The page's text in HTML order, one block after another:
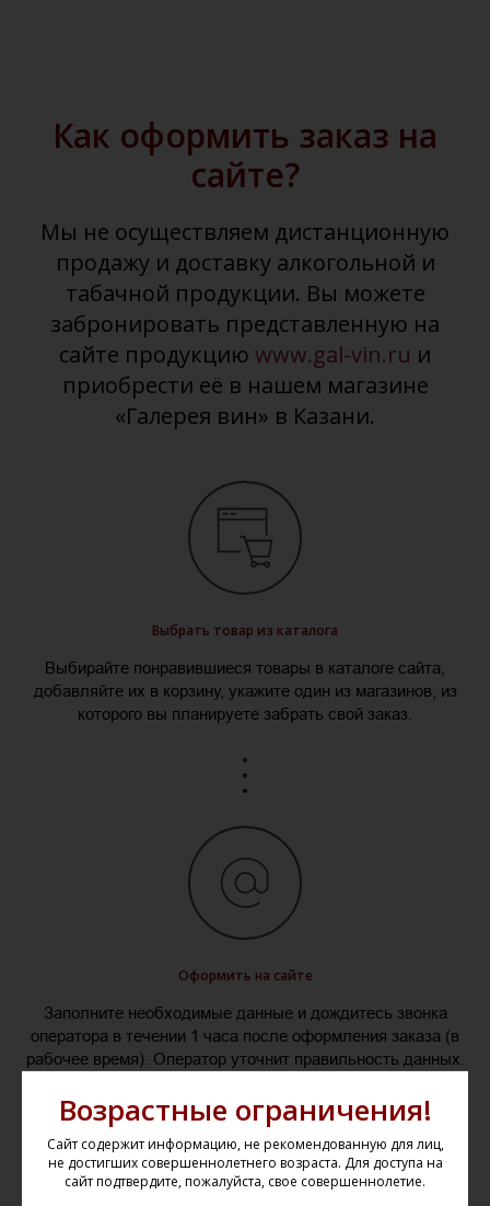
Возрастные ограничения!
Сайт содержит информацию, не рекомендованную для лиц,
не достигших совершеннолетнего возраста. Для доступа на
сайт подтвердите, пожалуйста, свое совершеннолетие.
Как оформить заказ на
сайте?
Мы не осуществляем дистанционную
продажу и доставку алкогольной и
табачной продукции. Вы можете
забронировать представленную на
сайте продукцию www.gal-vin.ru и
приобрести её в нашем магазине
«Галерея вин» в Казани.
Выбрать товар из каталога
Выбирайте понравившиеся товары в каталоге сайта,
добавляйте их в корзину, укажите один из магазинов, из
которого вы планируете забрать свой заказ.
Оформить на сайте
Заполните необходимые данные и дождитесь звонка
оператора в течении 1 часа после оформления заказа (в
рабочее время). Оператор уточнит правильность данных.
подтверждения заказа оператором.